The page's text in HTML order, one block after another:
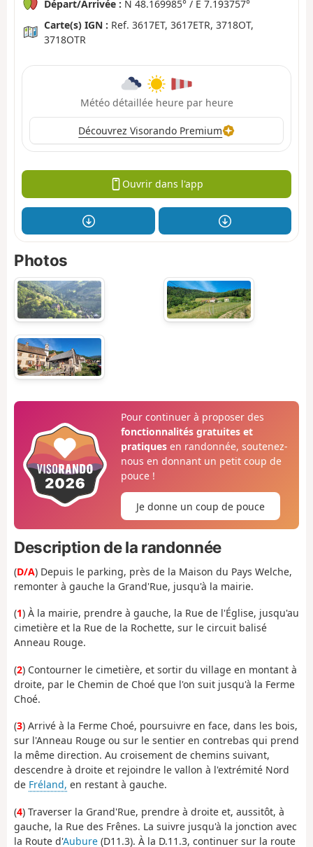
Départ/Arrivée : N 48.169985° / E 7.193757°
Carte(s) IGN : Ref. 3617ET, 3617ETR, 3718OT,
3718OTR
Météo détaillée heure par heure
Découvrez Visorando Premium
Ouvrir dans l'app
Photos
Pour continuer à proposer des
fonctionnalités gratuites et
pratiquesen randonnée, soutenez-
nous en donnant un petit coup de
pouce !
Je donne un coup de pouce
Description de la randonnée
(D/A) Depuis le parking, près de la Maison du Pays Welche,
remonter à gauche la Grand'Rue, jusqu'à la mairie.
(1) À la mairie, prendre à gauche, la Rue de l'Église, jusqu'au
cimetière et la Rue de la Rochette, sur le circuit balisé
Anneau Rouge.
(2) Contourner le cimetière, et sortir du village en montant à
droite, par le Chemin de Choé que l'on suit jusqu'à la Ferme
Choé.
(3) Arrivé à la Ferme Choé, poursuivre en face, dans les bois,
sur l'Anneau Rouge ou sur le sentier en contrebas qui prend
la même direction. Au croisement de chemins suivant,
descendre à droite et rejoindre le vallon à l'extrémité Nord
de Fréland, en restant à gauche.
(4) Traverser la Grand'Rue, prendre à droite et, aussitôt, à
gauche, la Rue des Frênes. La suivre jusqu'à la jonction avec
la Route d'Aubure (D11.3). À la D.11.3, continuer sur la route